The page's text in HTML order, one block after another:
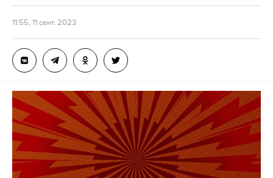
11:55, 11 сент. 2023